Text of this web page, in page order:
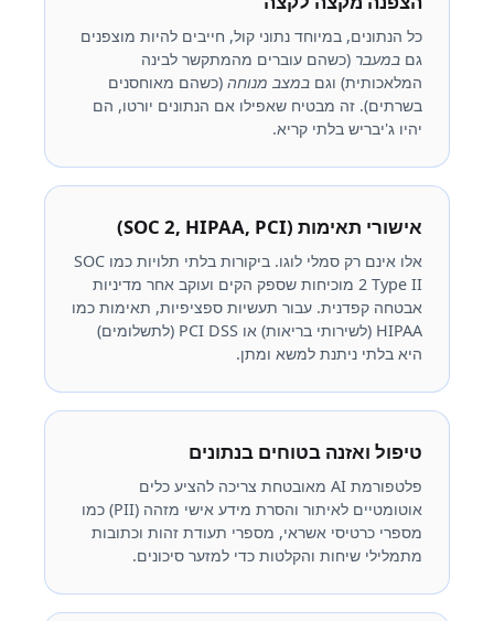
כל הנתונים, במיוחד נתוני קול, חייבים להיות מוצפנים
גם במעבר (כשהם עוברים מהמתקשר לבינה
המלאכותית) וגם במצב מנוחה (כשהם מאוחסנים
בשרתים). זה מבטיח שאפילו אם הנתונים יורטו, הם
יהיו ג'יבריש בלתי קריא.
אישורי תאימות (SOC 2, HIPAA, PCI)
אלו אינם רק סמלי לוגו. ביקורות בלתי תלויות כמו SOC
2 Type II מוכיחות שספק הקים ועוקב אחר מדיניות
אבטחה קפדנית. עבור תעשיות ספציפיות, תאימות כמו
HIPAA (לשירותי בריאות) או PCI DSS (לתשלומים)
היא בלתי ניתנת למשא ומתן.
טיפול ואזנה בטוחים בנתונים
פלטפורמת AI מאובטחת צריכה להציע כלים
אוטומטיים לאיתור והסרת מידע אישי מזהה (PII) כמו
מספרי כרטיסי אשראי, מספרי תעודת זהות וכתובות
מתמלילי שיחות והקלטות כדי למזער סיכונים.